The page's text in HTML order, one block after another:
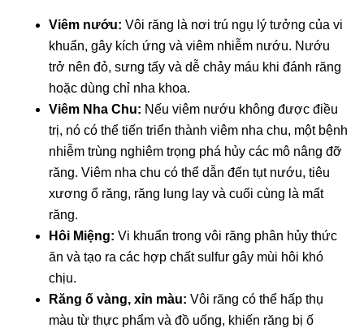
Viêm nướu: Vôi răng là nơi trú ngụ lý tưởng của vi
khuẩn, gây kích ứng và viêm nhiễm nướu. Nướu
trở nên đỏ, sưng tấy và dễ chảy máu khi đánh răng
hoặc dùng chỉ nha khoa.
Viêm Nha Chu: Nếu viêm nướu không được điều
trị, nó có thể tiến triển thành viêm nha chu, một bệnh
nhiễm trùng nghiêm trọng phá hủy các mô nâng đỡ
răng. Viêm nha chu có thể dẫn đến tụt nướu, tiêu
xương ổ răng, răng lung lay và cuối cùng là mất
răng.
Hôi Miệng: Vi khuẩn trong vôi răng phân hủy thức
ăn và tạo ra các hợp chất sulfur gây mùi hôi khó
chịu.
Răng ố vàng, xỉn màu: Vôi răng có thể hấp thụ
màu từ thực phẩm và đồ uống, khiến răng bị ố